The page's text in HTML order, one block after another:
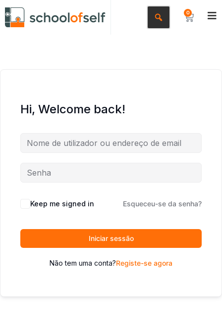
0
Hi, Welcome back!
Keep me signed in Esqueceu-se da senha?
Iniciar sessão
Não tem uma conta?Registe-se agora